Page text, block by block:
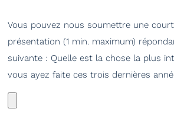
Vous pouvez nous soumettre une
présentation (1 min. maximum)
suivante : Quelle est la chose la plus
vous ayez faite ces trois dernières